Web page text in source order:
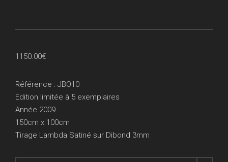
1150.00€
Référence : JBO10
Edition limitée à 5 exemplaires
Année 2009
150cm x 100cm
Tirage Lambda Satiné sur Dibond 3mm